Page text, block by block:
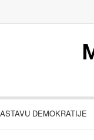
DEMOKRATIJE